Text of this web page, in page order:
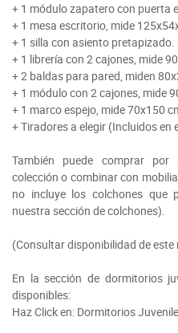
+ 1 módulo zapatero con puerta
+ 1 mesa escritorio, mide
+ 1 silla con asiento
+ 1 librería con 2 cajones, mide
+ 2 baldas para pared, miden
+ 1 módulo con 2 cajones, mide
+ 1 marco espejo, mide 70x150
+ Tiradores a elegir (Incluidos en
También puede comprar
colección o combinar con
no incluye los colchones que
nuestra sección de colchones).
(Consultar disponibilidad de
En la sección de dormitorios
disponibles:
Haz Click en: Dormitorios